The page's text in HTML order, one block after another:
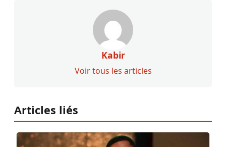
Kabir
Voir tous les articles
Articles liés